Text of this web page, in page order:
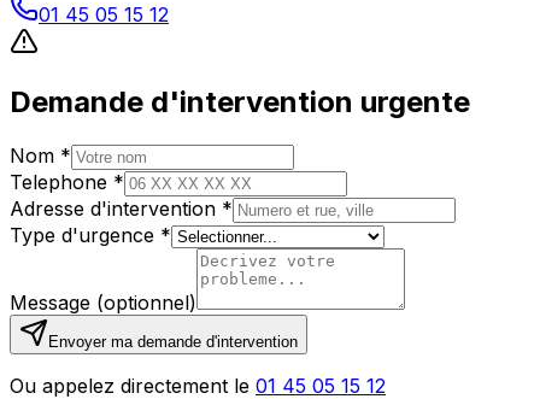
01 45 05 15 12
Demande d'intervention urgente
Nom *
Telephone *
Adresse d'intervention *
Type d'urgence *
Message (optionnel)
Envoyer ma demande d'intervention
Ou appelez directement le 01 45 05 15 12